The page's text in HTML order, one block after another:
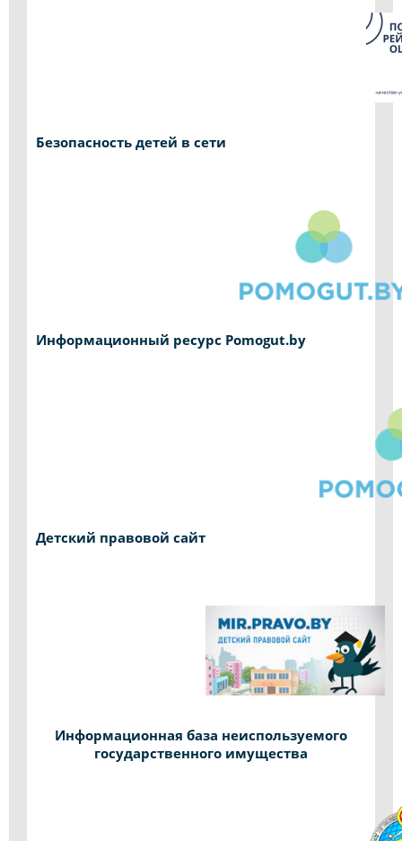
Безопасность детей в сети
Информационный ресурс Pomogut.by
Детский правовой сайт
Информационная база неиспользуемого
государственного имущества